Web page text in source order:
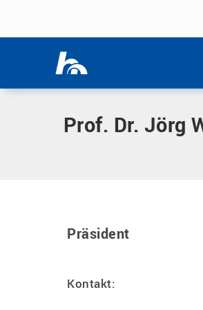
Home|W|Wagner, Jörg, Prof. Dr.
Prof. Dr. Jörg
Präsident
Kontakt: